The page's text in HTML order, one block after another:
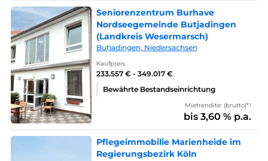
Seniorenzentrum Burhave
Nordseegemeinde Butjadingen
(Landkreis Wesermarsch)
Butjadingen, Niedersachsen
Kaufpreis:
233.557 € - 349.017 €
Bewährte Bestandseinrichtung
Mietrendite: (brutto)*¹
bis 3,60 % p.a.
Pflegeimmobilie Marienheide im
Regierungsbezirk Köln